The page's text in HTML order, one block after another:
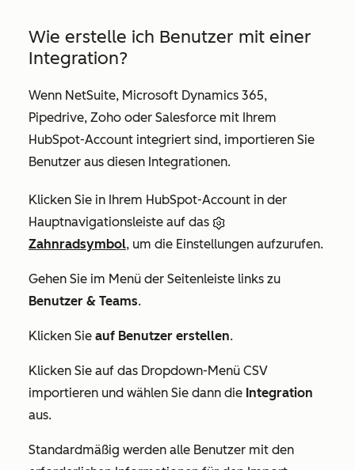
Wie erstelle ich Benutzer mit einer
Integration?
Wenn NetSuite, Microsoft Dynamics 365,
Pipedrive, Zoho oder Salesforce mit Ihrem
HubSpot-Account integriert sind, importieren Sie
Benutzer aus diesen Integrationen.
Klicken Sie in Ihrem HubSpot-Account in der
Hauptnavigationsleiste auf das
Zahnradsymbol, um die Einstellungen aufzurufen.
Gehen Sie im Menü der Seitenleiste links zu
Benutzer & Teams.
Klicken Sie auf Benutzer erstellen.
Klicken Sie auf das Dropdown-Menü CSV
importieren und wählen Sie dann die Integration
aus.
Standardmäßig werden alle Benutzer mit den